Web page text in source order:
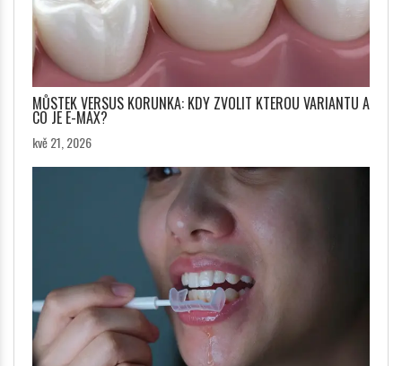
MŮSTEK VERSUS KORUNKA: KDY ZVOLIT KTEROU VARIANTU A
CO JE E-MAX?
kvě 21, 2026